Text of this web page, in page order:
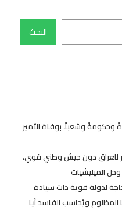
البحث
وحكومةً وشعباً، بوفاة الأمير
للعراق دون جيش وطني قوي،
الميليشيات
لدولة قوية ذات سيادة
ويُحاسب الفاسد أيا